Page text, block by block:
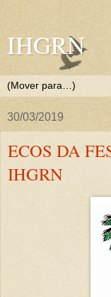
IHGRN
30/03/2019
ECOS DA
IHGRN